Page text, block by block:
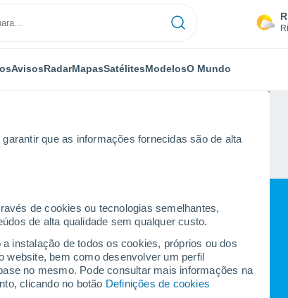
que as informações fornecidas são de alta
de cookies ou tecnologias semelhantes,
de alta qualidade sem qualquer custo.
instalação de todos os cookies, próprios ou dos
website, bem como desenvolver um perfil
no mesmo. Pode consultar mais informações na
clicando no botão Definições de cookies
AvisosRadarMapasSatélitesModelosO Mundo
(NWP)
GEOP. 850 HPA |
GEOP. 500 HPA |
PRES. | TEMP.
VENTO 10M |